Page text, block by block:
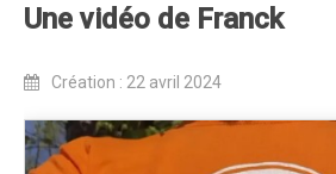
Résultats 2022
Blog 2020
Une vidéo de Franck
Création : 22 avril 2024